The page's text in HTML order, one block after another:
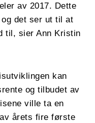
av 2017. Dette
det ser ut til at
til, sier Ann Kristin
kan
og tilbudet av
ville ta en
årets fire første